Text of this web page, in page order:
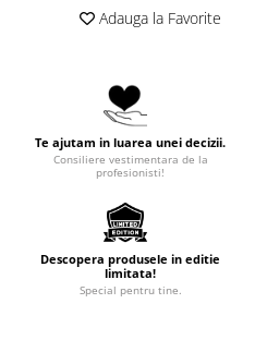
Adauga la Favorite
Te ajutam in luarea unei decizii.
Consiliere vestimentara de la
profesionisti!
Descopera produsele in editie
limitata!
Special pentru tine.